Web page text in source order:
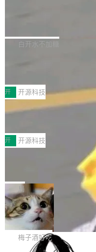
个主 agent 循环，外加一组
库，并将作为transport接入
MPComm将作为一种传输引
ENT，实现零拷贝传输性能
传输性能最高提升5倍。
于自研UCL-Engine通信引
持续开源更多基于UCL-
件。 腾讯网平团队在UCL-
个独立于业务线程的全局通
白开水不加糖
型案例入选名单》，深信服“
开源 AI 编程平台 CoStrict 应
创新与落地成效成功入选。
助力企业AI研发安全落地
经开始引入 AI Coding 工具
型或企业内部部署模型提升
Coding 从个人辅助工具逐
级应用，企业在规模化落地
可控性和代码质量提出了更
安全与合规要求。对于大多
有云模型能够满足快速试用
但对于金融、能源、医疗等
开 开源科技
深信服AI算力网关入选工
前不久，工业和信息化部正
智能应用典型案例名单》，
各领域的应用成果，覆盖技
产品应用、支撑保障、专题
AI算力网关（AI创新平台）
各业的Agent走向规模化建
渐丰富，用户关注的重点也
让AI用起来，还要进一步看
Token花在哪里、算力是否
续增长的AI成本该如何优化
正是围绕这些实际问题，从
开 开源科技
Jeff Dean 离开 Google
束，一个实验室的开始
Google 员工编号 20。
Bigtable 作者之一。
Gemini 的架构师。Google
ean 在 Google 工作了 27
不是一个人走。一同离开的
wat（Google 员工编号 23
年的编程搭档，
局
🔥 SolonCode v2026.8.4
字体可调、22 种语言、
打开终端就能上岗的全中文
把「看得清、用母语、记得
齐。 SolonCode 是什么
梅子酒好吃